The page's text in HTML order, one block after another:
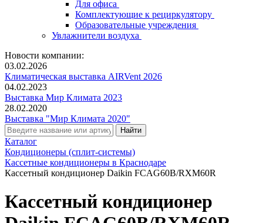
Для офиса
Комплектующие к рециркулятору
Образовательные учреждения
Увлажнители воздуха
Новости компании:
03.02.2026
Климатическая выставка AIRVent 2026
04.02.2023
Выставка Мир Климата 2023
28.02.2020
Выставка "Мир Климата 2020"
Каталог
Кондиционеры (сплит-системы)
Кассетные кондиционеры в Краснодаре
Кассетный кондиционер Daikin FCAG60B/RXM60R
Кассетный кондиционер